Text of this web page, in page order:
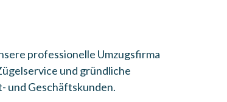
professionelle Umzugsfirma
und gründliche
und Geschäftskunden.